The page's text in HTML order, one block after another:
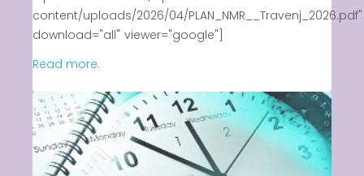
content/uploads/2026/04/PLAN_NMR__Travenj_2026.pdf"
download="all" viewer="google"]
Read more.